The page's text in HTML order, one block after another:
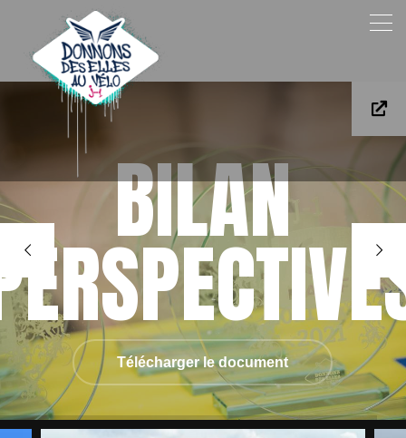
BILAN
Télécharger le document